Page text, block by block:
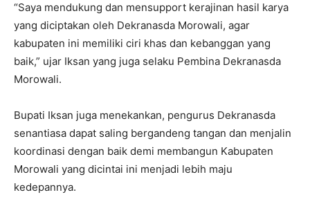
“Saya mendukung dan mensupport kerajinan hasil karya
yang diciptakan oleh Dekranasda Morowali, agar
kabupaten ini memiliki ciri khas dan kebanggan yang
baik,” ujar Iksan yang juga selaku Pembina Dekranasda
Morowali.
Bupati Iksan juga menekankan, pengurus Dekranasda
senantiasa dapat saling bergandeng tangan dan menjalin
koordinasi dengan baik demi membangun Kabupaten
Morowali yang dicintai ini menjadi lebih maju
kedepannya.